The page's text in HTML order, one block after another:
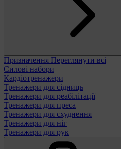
Призначення Переглянути всі
Силові набори
Кардіотренажери
Тренажери для сідниць
Тренажери для реабілітації
Тренажери для преса
Тренажери для схуднення
Тренажери для ніг
Тренажери для рук